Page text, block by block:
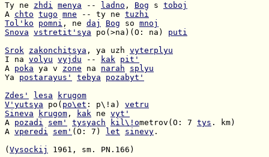
Ty ne zhdi menya -- ladno , Bog s toboj
A chto tugo mne -- ty ne tuzhi
Tol'ko
pomni , ne daj Bog so mnoj
Snova vstretit'sya po(>na)(O: na) puti
Srok zakonchitsya , ya uzh vyterplyu
I na volyu vyjdu -- kak pit'
A poka ya v zone na narah
splyu
Ya postarayus' tebya
pozabyt'
Zdes'
lesa
krugom
V'yutsya po( po\et : p\!a) vetru
Sineva
krugom , kak ne vyt'
A pozadi sem' tysyach kil\!ometrov(O: 7 tys
A vperedi sem' (O: 7) let sinevy .
( Vysockij 1961, sm. PN.166)